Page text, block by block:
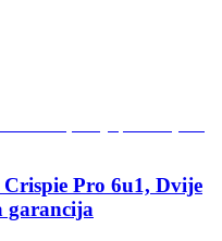
Pro 6u1, Dvije
garancija